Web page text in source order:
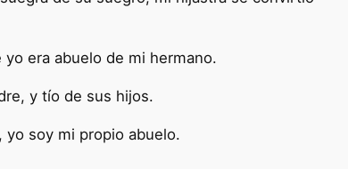
yo era abuelo de mi hermano.
y tío de sus hijos.
yo soy mi propio abuelo.